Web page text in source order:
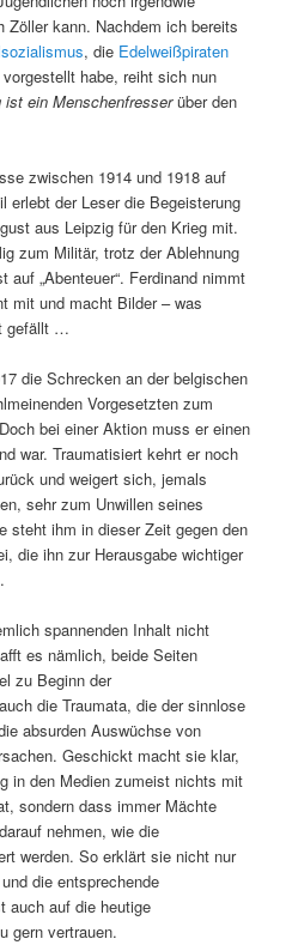
Zöller kann. Nachdem ich bereits
, die Edelweißpiraten
vorgestellt habe, reiht sich nun
ist ein Menschenfresserüber den
zwischen 1914 und 1918 auf
erlebt der Leser die Begeisterung
aus Leipzig für den Krieg mit.
zum Militär, trotz der Ablehnung
„Abenteuer“. Ferdinand nimmt
mit und macht Bilder – was
gefällt …
die Schrecken an der belgischen
Vorgesetzten zum
bei einer Aktion muss er einen
war. Traumatisiert kehrt er noch
und weigert sich, jemals
sehr zum Unwillen seines
steht ihm in dieser Zeit gegen den
die ihn zur Herausgabe wichtiger
spannenden Inhalt nicht
es nämlich, beide Seiten
zu Beginn der
die Traumata, die der sinnlose
absurden Auswüchse von
Geschickt macht sie klar,
in den Medien zumeist nichts mit
sondern dass immer Mächte
nehmen, wie die
werden. So erklärt sie nicht nur
die entsprechende
auch auf die heutige
gern vertrauen.